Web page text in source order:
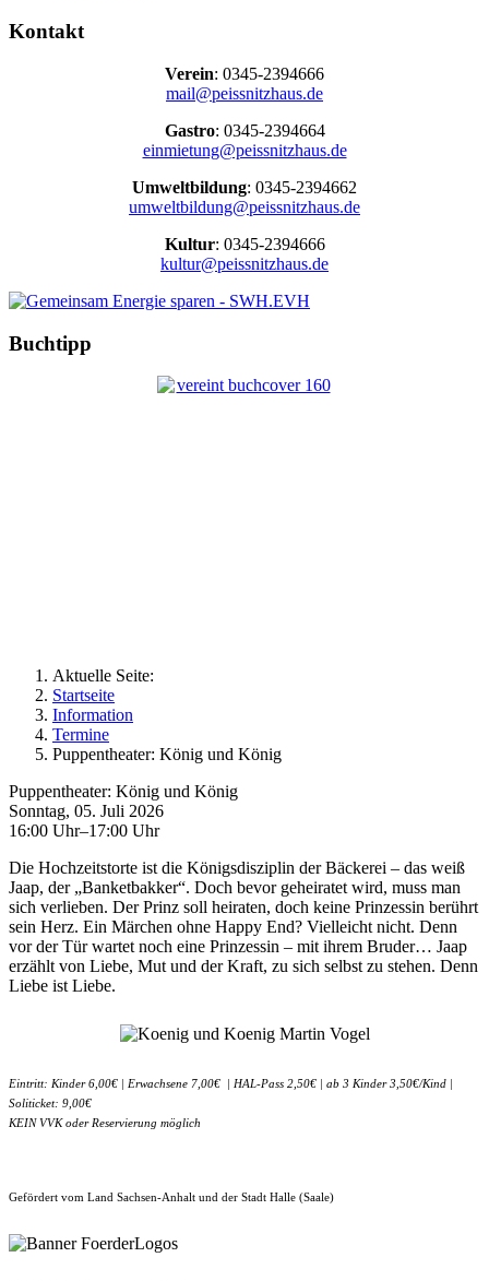
Kontakt
Verein: 0345-2394666
mail@peissnitzhaus.de
Gastro: 0345-2394664
einmietung@peissnitzhaus.de
Umweltbildung: 0345-2394662
umweltbildung@peissnitzhaus.de
Kultur: 0345-2394666
kultur@peissnitzhaus.de
Buchtipp
Aktuelle Seite:
Startseite
Information
Termine
Puppentheater: König und König
Puppentheater: König und König
Sonntag, 05. Juli 2026
16:00 Uhr–17:00 Uhr
Die Hochzeitstorte ist die Königsdisziplin der Bäckerei – das weiß
Jaap, der „Banketbakker“. Doch bevor geheiratet wird, muss man
sich verlieben. Der Prinz soll heiraten, doch keine Prinzessin berührt
sein Herz. Ein Märchen ohne Happy End? Vielleicht nicht. Denn
vor der Tür wartet noch eine Prinzessin – mit ihrem Bruder… Jaap
erzählt von Liebe, Mut und der Kraft, zu sich selbst zu stehen. Denn
Liebe ist Liebe.
Eintritt: Kinder 6,00€ | Erwachsene 7,00€ | HAL-Pass 2,50€ | ab 3 Kinder 3,50€/Kind |
Soliticket: 9,00€
KEIN VVK oder Reservierung möglich
Gefördert vom Land Sachsen-Anhalt und der Stadt Halle (Saale)